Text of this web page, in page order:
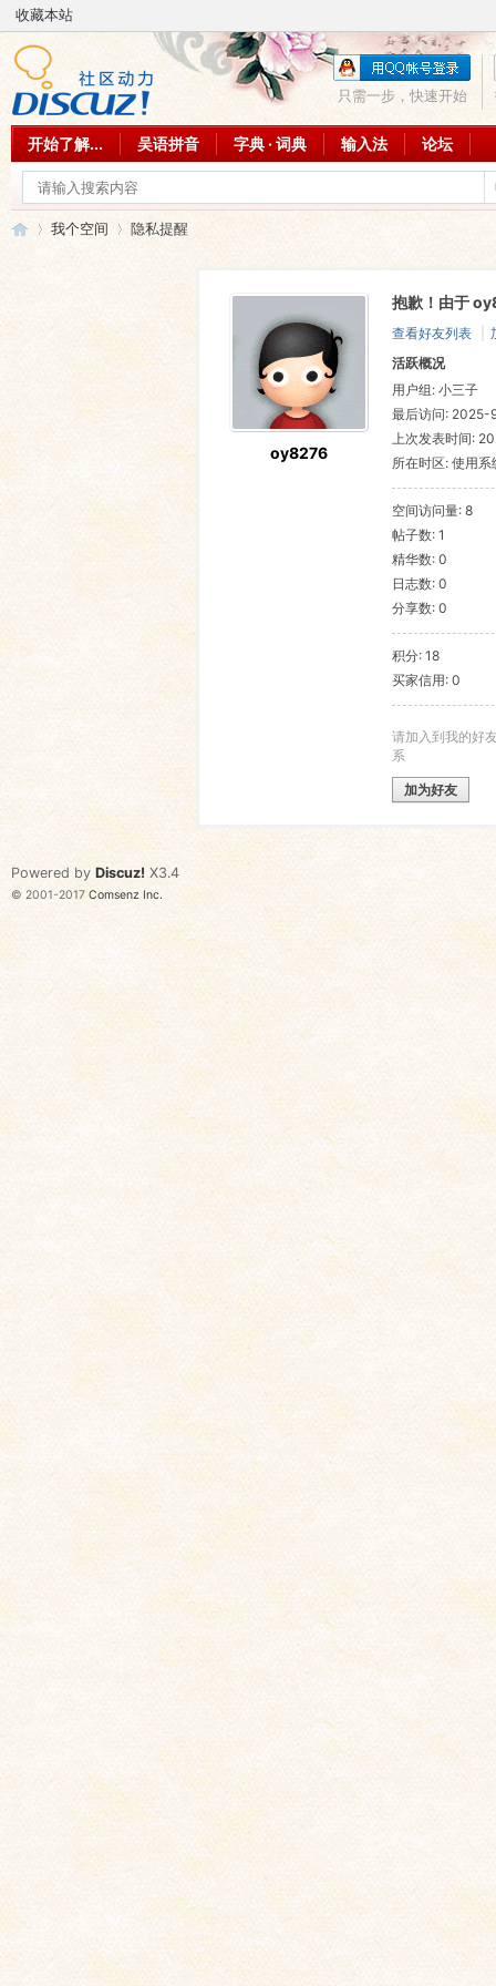
收藏本站
只需一步，快速开始
开始了解... 吴语拼音 字典 · 词典 输入法 论坛
吴
语
会
我个空间 隐私提醒
oy8276
抱歉！由于
查看好友列表
活跃概况
用户组: 小三子
最后访问: 2025-
上次发表时间:
所在时区: 使用系
空间访问量: 8
帖子数: 1
精华数: 0
日志数: 0
分享数: 0
积分: 18
买家信用: 0
请加入到我的好
系
加为好友
Powered by Discuz! X3.4
© 2001-2017 Comsenz Inc.